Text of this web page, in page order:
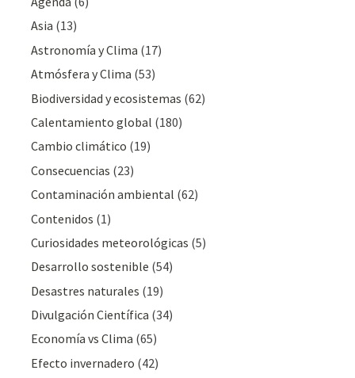
Asia (13)
Astronomía y Clima (17)
Atmósfera y Clima (53)
Biodiversidad y ecosistemas (62)
Calentamiento global (180)
Cambio climático (19)
Consecuencias (23)
Contaminación ambiental (62)
Contenidos (1)
Curiosidades meteorológicas (5)
Desarrollo sostenible (54)
Desastres naturales (19)
Divulgación Cientí­fica (34)
Economía vs Clima (65)
Efecto invernadero (42)